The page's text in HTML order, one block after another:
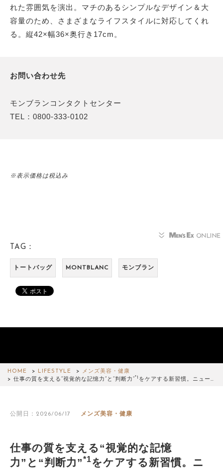
れた雰囲気を演出。マチのあるシンプルなデザイン＆大
容量のため、さまざまなライフスタイルに対応してくれ
る。縦42×幅36×奥行き17cm。
お問い合わせ先
モンブランコンタクトセンター
TEL：0800-333-0102
※表示価格は税込み
TAG：
トートバッグ MONTBLANC モンブラン
HOME LIFESTYLE
メンズ美容・健康
仕事の質を支える“視覚的な記憶力”と“判断力”*1 をケアする新習慣。ニュー…
公開日：2026/06/17 メンズ美容・健康
仕事の質を支える“視覚的な記憶
力”と“判断力”*1をケアする新習慣。ニ